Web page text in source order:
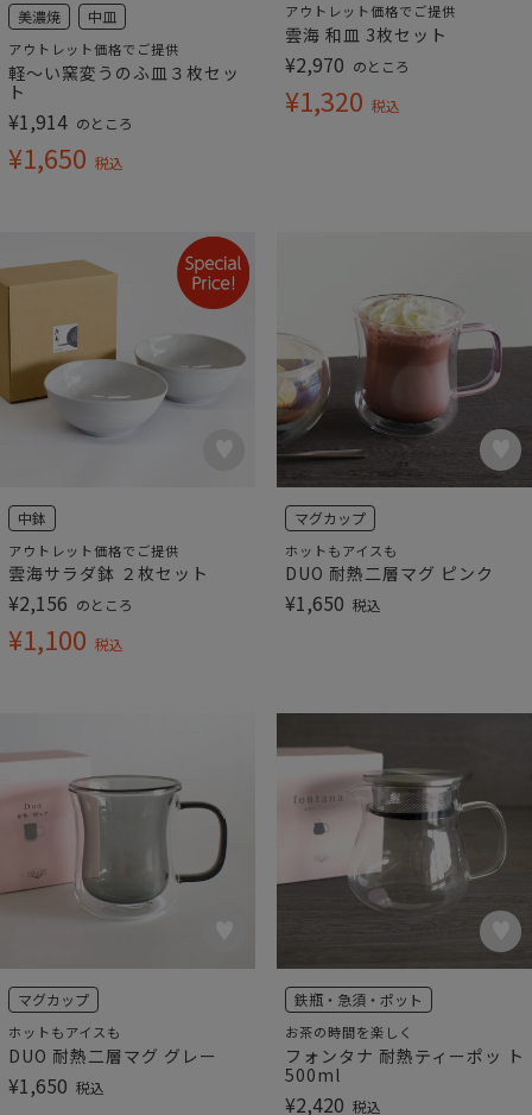
美濃焼 中皿
アウトレット価格でご提供
軽～い窯変うのふ皿３枚セッ
ト
¥1,914 のところ
¥1,650 税込
アウトレット価格でご提供
雲海 和皿 3枚セット
¥2,970 のところ
¥1,320 税込
中鉢
アウトレット価格でご提供
雲海サラダ鉢 ２枚セット
¥2,156 のところ
¥1,100 税込
マグカップ
ホットもアイスも
DUO 耐熱二層マグ ピンク
¥1,650 税込
マグカップ
ホットもアイスも
DUO 耐熱二層マグ グレー
¥1,650 税込
鉄瓶・急須・ポット
お茶の時間を楽しく
フォンタナ 耐熱ティーポッ ト
500ml
¥2,420 税込